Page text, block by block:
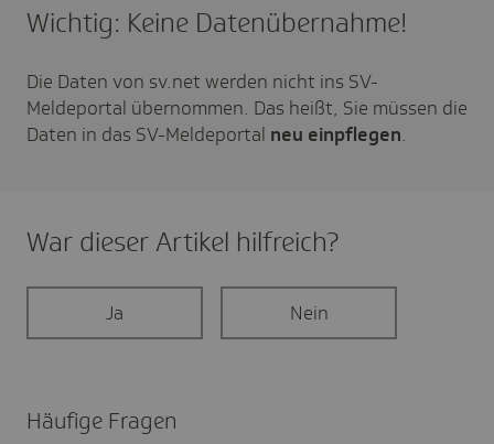
Wichtig: Keine Datenübernahme!
Die Daten von sv.net werden nicht ins SV-
Meldeportal übernommen. Das heißt, Sie müssen die
Daten in das SV-Meldeportal neu einpflegen.
War dieser Artikel hilf­reich?
Ja Nein
Häufige Fragen